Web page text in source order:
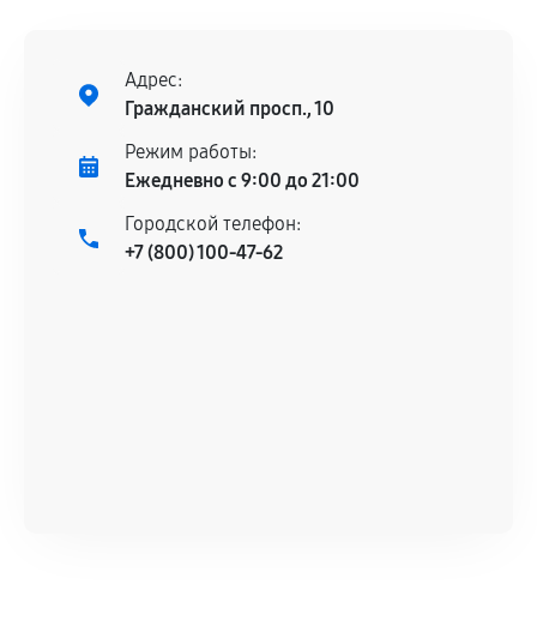
Установка была выполнена нашим сервисным
центром.
При этом гарантия на сами комплектующие
остается на стороне производителя или
сервисный центр ответственности не несет.
Адрес:
Гражданский просп., 10
Режим работы:
Ежедневно с 9:00 до 21:00
Городской телефон:
+7 (800) 100-47-62